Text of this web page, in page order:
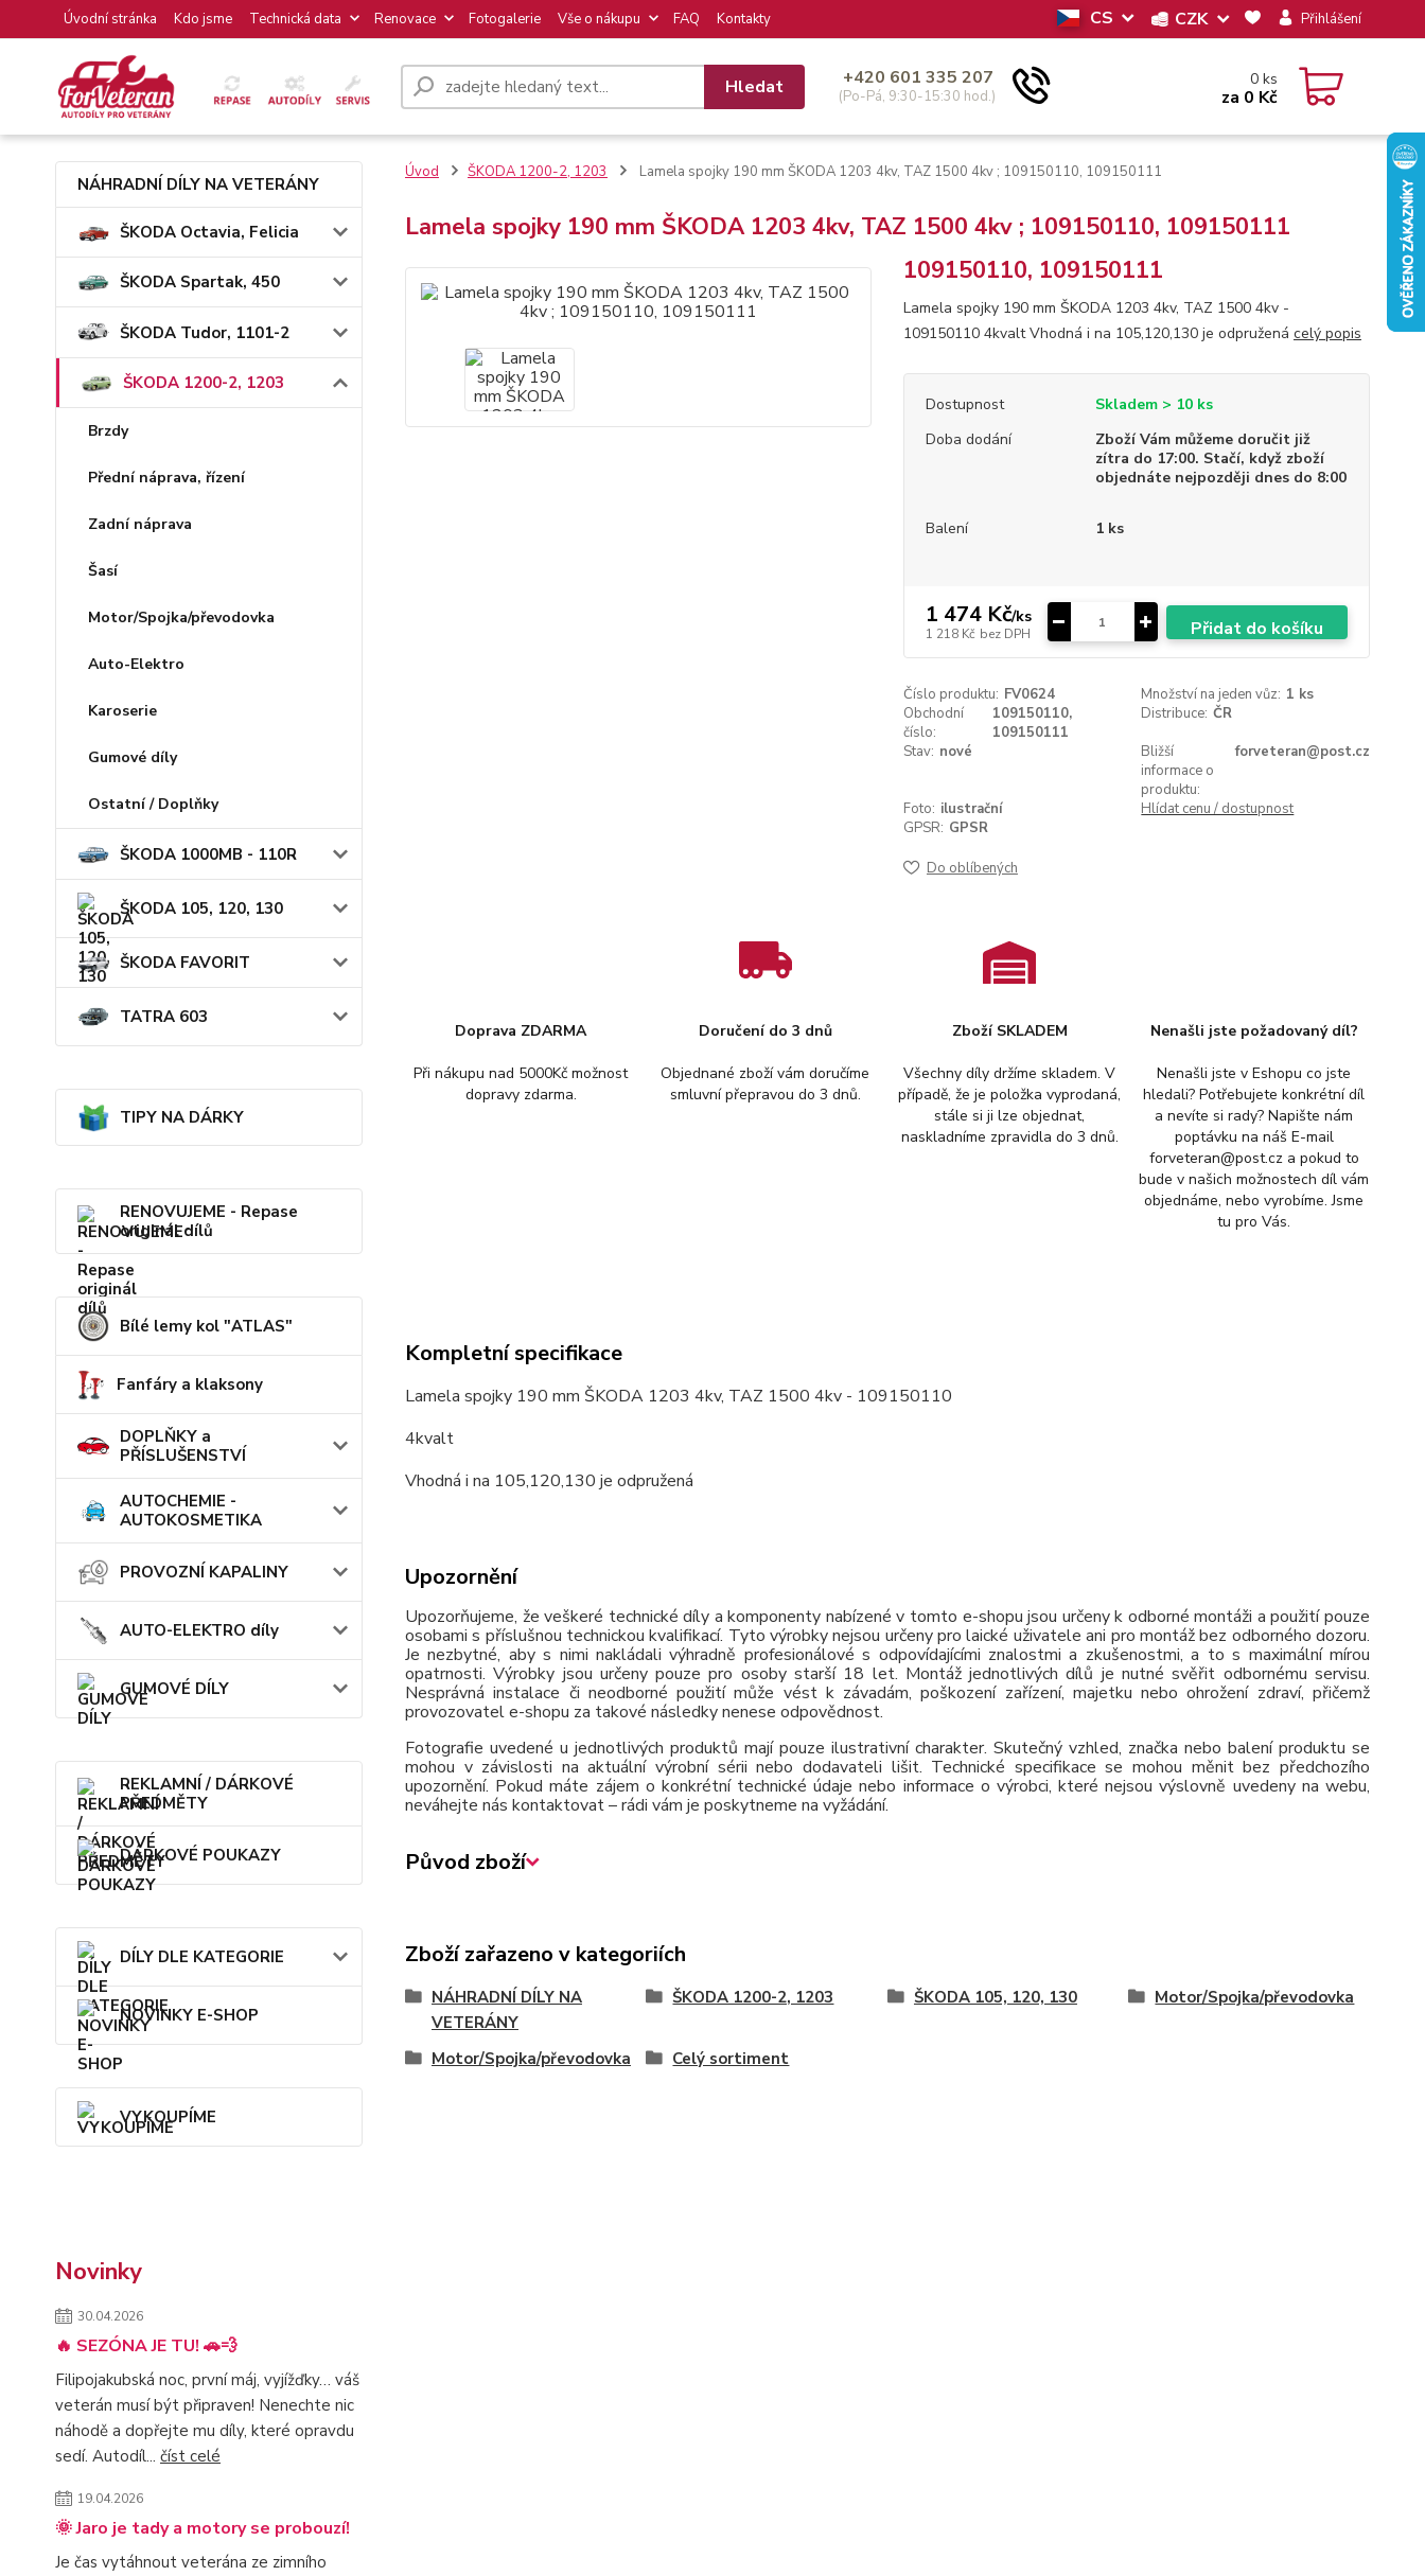
Úvodní stránka Kdo jsme Technická data Renovace Fotogalerie Vše o nákupu FAQ Kontakty CS CZK Přihlášení
Hledat +420 601 335 207
(Po-Pá, 9:30-15:30 hod.)
0 ks
za 0 Kč
NÁHRADNÍ DÍLY NA VETERÁNY
ŠKODA Octavia, Felicia
ŠKODA Spartak, 450
ŠKODA Tudor, 1101-2
ŠKODA 1200-2, 1203
Brzdy
Přední náprava, řízení
Zadní náprava
Šasí
Motor/Spojka/převodovka
Auto-Elektro
Karoserie
Gumové díly
Ostatní / Doplňky
ŠKODA 1000MB - 110R
ŠKODA 105, 120, 130
ŠKODA FAVORIT
TATRA 603
TIPY NA DÁRKY
RENOVUJEME - Repase
originál dílů
Bílé lemy kol "ATLAS"
Fanfáry a klaksony
DOPLŇKY a
PŘÍSLUŠENSTVÍ
AUTOCHEMIE -
AUTOKOSMETIKA
PROVOZNÍ KAPALINY
AUTO-ELEKTRO díly
GUMOVÉ DÍLY
REKLAMNÍ / DÁRKOVÉ
PŘEDMĚTY
DÁRKOVÉ POUKAZY
DÍLY DLE KATEGORIE
NOVINKY E-SHOP
VYKOUPÍME
Novinky
30.04.2026
🔥 SEZÓNA JE TU! 🚗💨
Filipojakubská noc, první máj, vyjížďky… váš
veterán musí být připraven! Nenechte nic
náhodě a dopřejte mu díly, které opravdu
sedí. Autodíl... číst celé
19.04.2026
🌞 Jaro je tady a motory se probouzí!
Je čas vytáhnout veterána ze zimního
Úvod ŠKODA 1200-2, 1203 Lamela spojky 190 mm ŠKODA 1203 4kv, TAZ 1500 4kv ; 109150110, 109150111
Lamela spojky 190 mm ŠKODA 1203 4kv, TAZ 1500 4kv ; 109150110, 109150111
109150110, 109150111
Lamela spojky 190 mm ŠKODA 1203 4kv, TAZ 1500 4kv -
109150110 4kvalt Vhodná i na 105,120,130 je odpružená celý popis
Dostupnost
Skladem > 10 ks
Doba dodání
Zboží Vám můžeme doručit již
zítra do 17:00. Stačí, když zboží
objednáte nejpozději dnes do 8:00
Balení 1 ks
1 474 Kč/ks
1 218 Kč bez DPH Přidat do košíku
Číslo produktu: FV0624 Množství na jeden vůz: 1 ks
Obchodní
číslo:
109150110,
109150111
Distribuce: ČR
Stav: nové
Bližší
informace o
produktu:
forveteran@post.cz
Foto: ilustrační
Hlídat cenu / dostupnost
GPSR: GPSR
Do oblíbených
Doprava ZDARMA
Při nákupu nad 5000Kč možnost
dopravy zdarma.
Doručení do 3 dnů
Objednané zboží vám doručíme
smluvní přepravou do 3 dnů.
Zboží SKLADEM
Všechny díly držíme skladem. V
případě, že je položka vyprodaná,
stále si ji lze objednat,
naskladníme zpravidla do 3 dnů.
Nenašli jste požadovaný díl?
Nenašli jste v Eshopu co jste
hledali? Potřebujete konkrétní díl
a nevíte si rady? Napište nám
poptávku na náš E-mail
forveteran@post.cz a pokud to
bude v našich možnostech díl vám
objednáme, nebo vyrobíme. Jsme
tu pro Vás.
Kompletní specifikace
Lamela spojky 190 mm ŠKODA 1203 4kv, TAZ 1500 4kv - 109150110
4kvalt
Vhodná i na 105,120,130 je odpružená
Upozornění
Upozorňujeme, že veškeré technické díly a komponenty nabízené v tomto e-shopu jsou určeny k odborné montáži a použití pouze
osobami s příslušnou technickou kvalifikací. Tyto výrobky nejsou určeny pro laické uživatele ani pro montáž bez odborného dozoru.
Je nezbytné, aby s nimi nakládali výhradně profesionálové s odpovídajícími znalostmi a zkušenostmi, a to s maximální mírou
opatrnosti. Výrobky jsou určeny pouze pro osoby starší 18 let. Montáž jednotlivých dílů je nutné svěřit odbornému servisu.
Nesprávná instalace či neodborné použití může vést k závadám, poškození zařízení, majetku nebo ohrožení zdraví, přičemž
provozovatel e-shopu za takové následky nenese odpovědnost.
Fotografie uvedené u jednotlivých produktů mají pouze ilustrativní charakter. Skutečný vzhled, značka nebo balení produktu se
mohou v závislosti na aktuální výrobní sérii nebo dodavateli lišit. Technické specifikace se mohou měnit bez předchozího
upozornění. Pokud máte zájem o konkrétní technické údaje nebo informace o výrobci, které nejsou výslovně uvedeny na webu,
neváhejte nás kontaktovat – rádi vám je poskytneme na vyžádání.
Původ zboží
Zboží zařazeno v kategoriích
NÁHRADNÍ DÍLY NA
VETERÁNY
ŠKODA 1200-2, 1203 ŠKODA 105, 120, 130 Motor/Spojka/převodovka
Motor/Spojka/převodovka Celý sortiment